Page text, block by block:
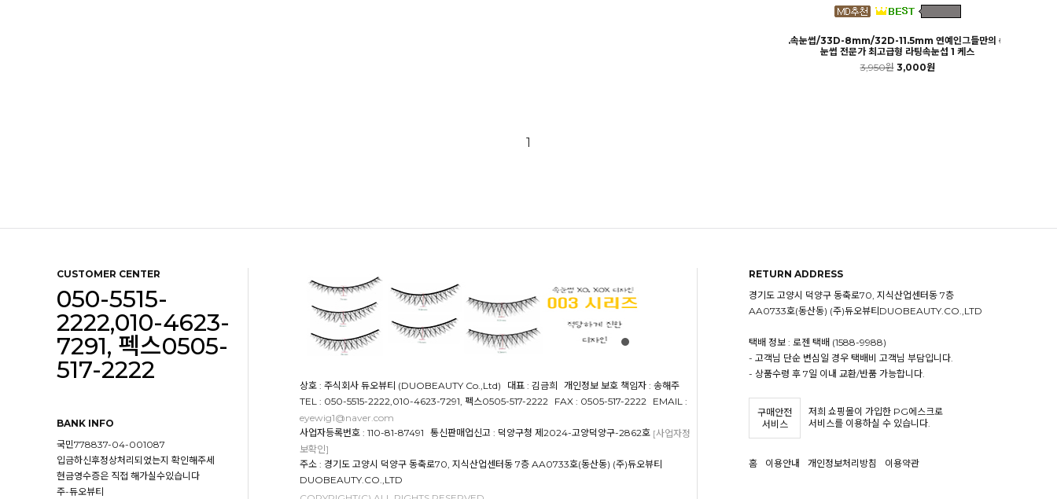
.속눈썹/33D-8mm/32D-11.5mm 연예인그들만의 속
눈썹 전문가 최고급형 라팅속눈섭 1 케스
3,950원 3,000원
1
CUSTOMER CENTER
050-5515-
2222,010-4623-
7291, 펙스0505-
517-2222
BANK INFO
국민778837-04-001087
입금하신후정상처리되었는지 확인해주세
현금영수증은 직접 해가실수있습니다
주-듀오뷰티
상호 : 주식회사 듀오뷰티 (DUOBEAUTY Co.,Ltd) 대표 : 김금희 개인정보 보호 책임자 : 송해주
TEL : 050-5515-2222,010-4623-7291, 펙스0505-517-2222
FAX : 0505-517-2222
EMAIL :
eyewig1@naver.com
사업자등록번호 : 110-81-87491 통신판매업신고 : 덕양구청 제2024-고양덕양구-2862호 [사업자정
보확인]
주소 : 경기도 고양시 덕양구 동축로70, 지식산업센터동 7층 AA0733호(동산동) (주)듀오뷰티
DUOBEAUTY.CO.,LTD
RETURN ADDRESS
경기도 고양시 덕양구 동축로70, 지식산업센터동 7층
AA0733호(동산동) (주)듀오뷰티DUOBEAUTY.CO.,LTD
택배 정보 : 로젠 택배 (1588-9988)
- 고객님 단순 변심일 경우 택배비 고객님 부담입니다.
- 상품수령 후 7일 이내 교환/반품 가능합니다.
구매안전
서비스
저희 쇼핑몰이 가입한 PG에스크로
서비스를 이용하실 수 있습니다.
홈 이용안내 개인정보처리방침 이용약관